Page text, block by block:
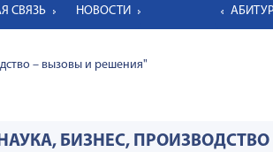
СВЯЗЬ НОВОСТИ
– вызовы и решения"
БИЗНЕС,